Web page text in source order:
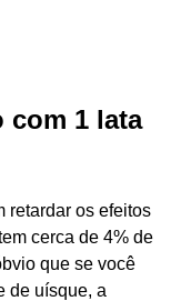
com 1 lata
retardar os efeitos
cerca de 4% de
que se você
de uísque, a